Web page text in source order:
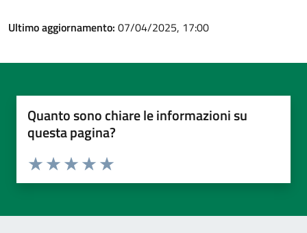
Ultimo aggiornamento: 07/04/2025, 17:00
Quanto sono chiare le informazioni su
questa pagina?
Valuta da 1 a 5 stelle la pagina
Valuta 5 stelle su 5
Valuta 4 stelle su 5
Valuta 3 stelle su 5
Valuta 2 stelle su 5
Valuta 1 stelle su 5